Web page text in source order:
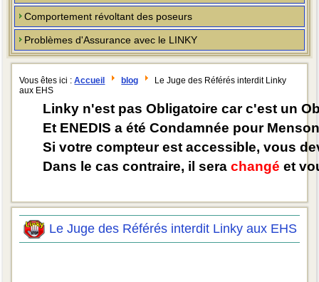
Comportement révoltant des poseurs
Problèmes d'Assurance avec le LINKY
Vous êtes ici :Accueil blog
Le Juge des Référés interdit Linky
aux EHS
Linky n'est pas Obligatoire car c'est un
Et ENEDIS a été Condamnée pour
Si votre compteur est accessible, vous
Dans le cas contraire, il serachangé et
Le Juge des Référés interdit Linky aux EHS